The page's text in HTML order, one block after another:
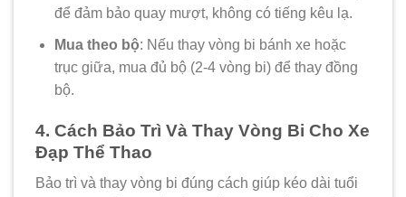
để đảm bảo quay mượt, không có tiếng kêu lạ.
Mua theo bộ: Nếu thay vòng bi bánh xe hoặc
trục giữa, mua đủ bộ (2-4 vòng bi) để thay đồng
bộ.
4. Cách Bảo Trì Và Thay Vòng Bi Cho Xe
Đạp Thể Thao
Bảo trì và thay vòng bi đúng cách giúp kéo dài tuổi